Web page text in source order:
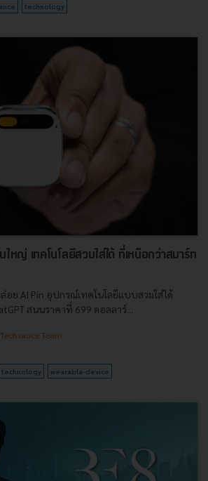
technology
หญ่ เทคโนโลยีสวมใส่ได้ ที่เหนือกว่าสมาร์ท
อย AI Pin อุปกรณ์เทคโนโลยีแบบสวมใส่ได้
สนนราคาที่ 699 ดอลลาร์...
Techsauce Team
technology wearable-device